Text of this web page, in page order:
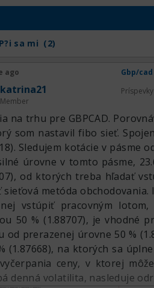
Indikátor CCI už
nie uprostred, ale úplne na
časový rámec H1–H4 a
zmenila na rezistenciu. A
pretože ak sa pozrieť na
P?i sa mi (2)
ago Gbp/cad
katrina21
Member
Príspevky
na trhu pre GBPCAD.
som nastavil fibo sieť.
Sledujem kotácie v pásme
úrovne v tomto pásme,
od ktorých treba hľadať
sieťová metóda
vstúpiť pracovným lotom,
50 % (1.88707), je vhodné
od prerazenej úrovne 50 %
(1.87668), na ktorých sa
ceny, v ktorej
denná volatilita, nasleduje